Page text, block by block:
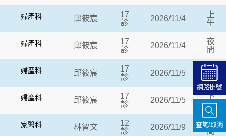
婦產科 邱筱宸
17
診
2026/11/4
上
午
婦產科 邱筱宸
17
診
2026/11/4
夜
間
婦產科 邱筱宸
17
診
2026/11/5
上
午
婦產科 邱筱宸
17
診
2026/11/5
下
午
家醫科 林智文
12
診
2026/11/9
夜
間
網路掛號
查詢/取消